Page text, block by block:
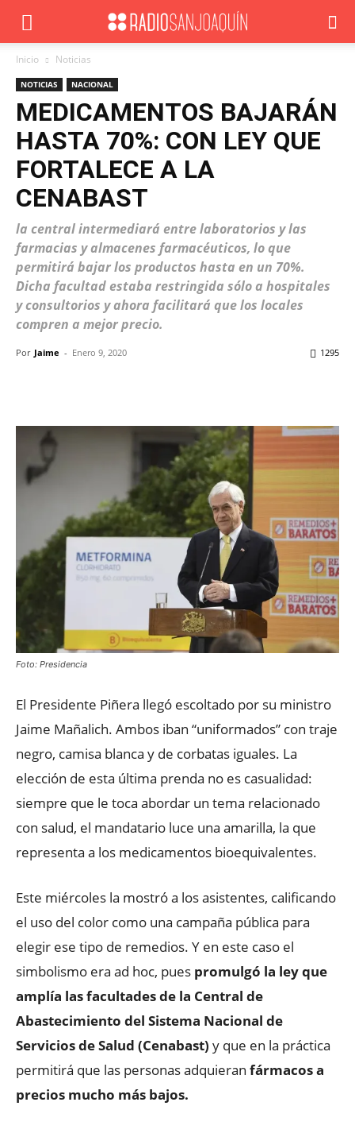
Inicio Noticias
NOTICIAS NACIONAL
MEDICAMENTOS BAJARÁN
HASTA 70%: CON LEY QUE
FORTALECE A LA
CENABAST
la central intermediará entre laboratorios y las
farmacias y almacenes farmacéuticos, lo que
permitirá bajar los productos hasta en un 70%.
Dicha facultad estaba restringida sólo a hospitales
y consultorios y ahora facilitará que los locales
compren a mejor precio.
Por Jaime - Enero 9, 2020 1295
Foto: Presidencia
El Presidente Piñera llegó escoltado por su ministro
Jaime Mañalich. Ambos iban “uniformados” con traje
negro, camisa blanca y de corbatas iguales. La
elección de esta última prenda no es casualidad:
siempre que le toca abordar un tema relacionado
con salud, el mandatario luce una amarilla, la que
representa a los medicamentos bioequivalentes.
Este miércoles la mostró a los asistentes, calificando
el uso del color como una campaña pública para
elegir ese tipo de remedios. Y en este caso el
simbolismo era ad hoc, pues promulgó la ley que
amplía las facultades de la Central de
Abastecimiento del Sistema Nacional de
Servicios de Salud (Cenabast) y que en la práctica
permitirá que las personas adquieran fármacos a
precios mucho más bajos.